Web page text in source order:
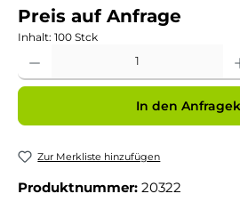
Preis auf Anfrage
Inhalt: 100 Stck
In den
Zur Merkliste hinzufügen
Produktnummer: 20322